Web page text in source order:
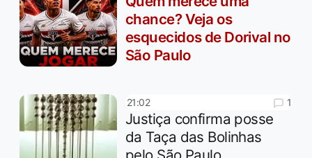
chance? Veja os
esquecidos de Dorival no
São Paulo
21:02 1
Justiça confirma posse
da Taça das Bolinhas